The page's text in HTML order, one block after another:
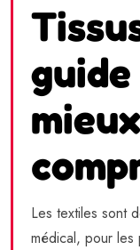
mieux
Les textiles sont
médical, pour les